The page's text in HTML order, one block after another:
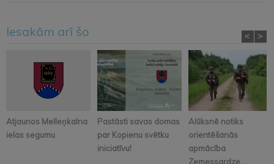
Iesakām arī šo
Atjaunos Melleņkalna
ielas segumu
Pastāsti savas domas
par Kopienu svētku
iniciatīvu!
Alūksnē notiks
orientēšanās
apmācība
Zemessardze...
< >